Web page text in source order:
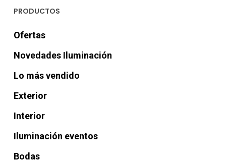
PRODUCTOS
Ofertas
Novedades Iluminación
Lo más vendido
Exterior
Interior
Iluminación eventos
Bodas